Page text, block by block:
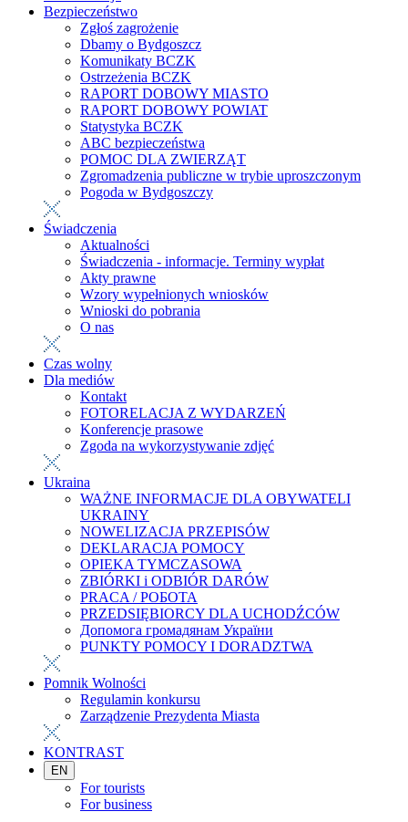
Bezpieczeństwo
Zgłoś zagrożenie
Dbamy o Bydgoszcz
Komunikaty BCZK
Ostrzeżenia BCZK
RAPORT DOBOWY MIASTO
RAPORT DOBOWY POWIAT
Statystyka BCZK
ABC bezpieczeństwa
POMOC DLA ZWIERZĄT
Zgromadzenia publiczne w trybie uproszczonym
Pogoda w Bydgoszczy
Świadczenia
Aktualności
Świadczenia - informacje. Terminy wypłat
Akty prawne
Wzory wypełnionych wniosków
Wnioski do pobrania
O nas
Czas wolny
Dla mediów
Kontakt
FOTORELACJA Z WYDARZEŃ
Konferencje prasowe
Zgoda na wykorzystywanie zdjęć
Ukraina
WAŻNE INFORMACJE DLA OBYWATELI
UKRAINY
NOWELIZACJA PRZEPISÓW
DEKLARACJA POMOCY
OPIEKA TYMCZASOWA
ZBIÓRKI i ODBIÓR DARÓW
PRACA / РОБОТА
PRZEDSIĘBIORCY DLA UCHODŹCÓW
Допомога громадянам України
PUNKTY POMOCY I DORADZTWA
Pomnik Wolności
Regulamin konkursu
Zarządzenie Prezydenta Miasta
KONTRAST
EN
For tourists
For business